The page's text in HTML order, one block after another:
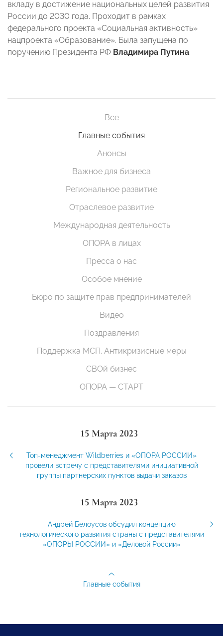
вкладу в достижение национальных целей развития
России до 2030 года. Проходит в рамках
федерального проекта «Социальная активность»
нацпроекта «Образование». Была запущена по
поручению Президента РФ Владимира Путина.
Все
Главные события
Анонсы
Важное для бизнеса
Региональное развитие
Отраслевое развитие
Международная деятельность
ОПОРА в лицах
Пресса о нас
Особое мнение
Бюро по защите прав предпринимателей
Видео
Поздравления
Поддержка МСП. Антикризисные меры
СВОй бизнес
ОПОРА — СТАРТ
15 Марта 2023
Топ-менеджмент Wildberries и «ОПОРА РОССИИ»
провели встречу с представителями инициативной
группы партнерских пунктов выдачи заказов
15 Марта 2023
Андрей Белоусов обсудил концепцию
технологического развития страны с представителями
«ОПОРЫ РОССИИ» и «Деловой России»
Главные события